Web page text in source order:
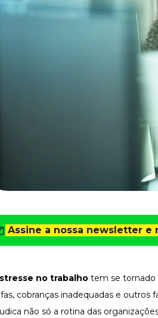
o seu dinheiro
acervo
Pessoal
processos
da organização
e Liderança
especialistas
organizacional
de Produto
Assine a nossa newsletter e
no trabalho tem se tornado
cobranças inadequadas e
não só a rotina das